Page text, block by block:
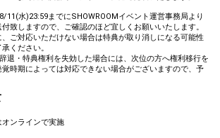
11(水)23:59までにSHOWROOMイベント運営事務局より
付致しますので、ご確認のほど宜しくお願いいたします。
ご対応いただけない場合は特典が取り消しになる可能性
ください。
退・特典権利を失効した場合には、次位の方へ権利移行を
時期によっては対応できない場合がございますので、予
ンラインで実施